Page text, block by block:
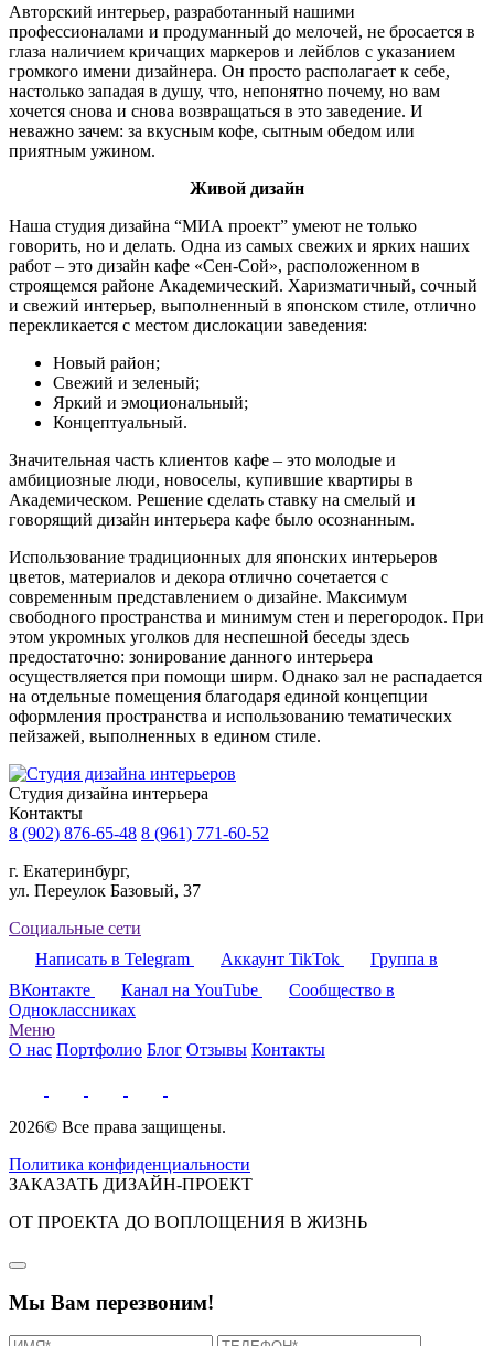
Авторский интерьер, разработанный нашими
профессионалами и продуманный до мелочей, не бросается в
глаза наличием кричащих маркеров и лейблов с указанием
громкого имени дизайнера. Он просто располагает к себе,
настолько западая в душу, что, непонятно почему, но вам
хочется снова и снова возвращаться в это заведение. И
неважно зачем: за вкусным кофе, сытным обедом или
приятным ужином.
Живой дизайн
Наша студия дизайна “МИА проект” умеют не только
говорить, но и делать. Одна из самых свежих и ярких наших
работ – это дизайн кафе «Сен-Сой», расположенном в
строящемся районе Академический. Харизматичный, сочный
и свежий интерьер, выполненный в японском стиле, отлично
перекликается с местом дислокации заведения:
Новый район;
Свежий и зеленый;
Яркий и эмоциональный;
Концептуальный.
Значительная часть клиентов кафе – это молодые и
амбициозные люди, новоселы, купившие квартиры в
Академическом. Решение сделать ставку на смелый и
говорящий дизайн интерьера кафе было осознанным.
Использование традиционных для японских интерьеров
цветов, материалов и декора отлично сочетается с
современным представлением о дизайне. Максимум
свободного пространства и минимум стен и перегородок. При
этом укромных уголков для неспешной беседы здесь
предостаточно: зонирование данного интерьера
осуществляется при помощи ширм. Однако зал не распадается
на отдельные помещения благодаря единой концепции
оформления пространства и использованию тематических
пейзажей, выполненных в едином стиле.
Cтудия дизайна интерьера
Контакты
8 (902) 876-65-48 8 (961) 771-60-52
г. Екатеринбург,
ул. Переулок Базовый, 37
Социальные сети
Написать в Telegram
Аккаунт TikTok
Группа в
ВКонтакте
Канал на YouTube
Сообщество в
Одноклассниках
Меню
О нас Портфолио Блог Отзывы Контакты
2026© Все права защищены.
Политика конфиденциальности
ЗАКАЗАТЬ ДИЗАЙН-ПРОЕКТ
ОТ ПРОЕКТА ДО ВОПЛОЩЕНИЯ В ЖИЗНЬ
Мы Вам перезвоним!